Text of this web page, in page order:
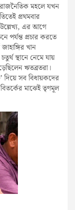
রাজনৈতিক মহলে যখন
প্রথমবার
এর আগে
পর্যন্ত প্রচার করতে
খান
স্থানে নেমে যায়
ঋতব্রতরা।
সব বিধায়কদের
মাঝেই তৃণমূল